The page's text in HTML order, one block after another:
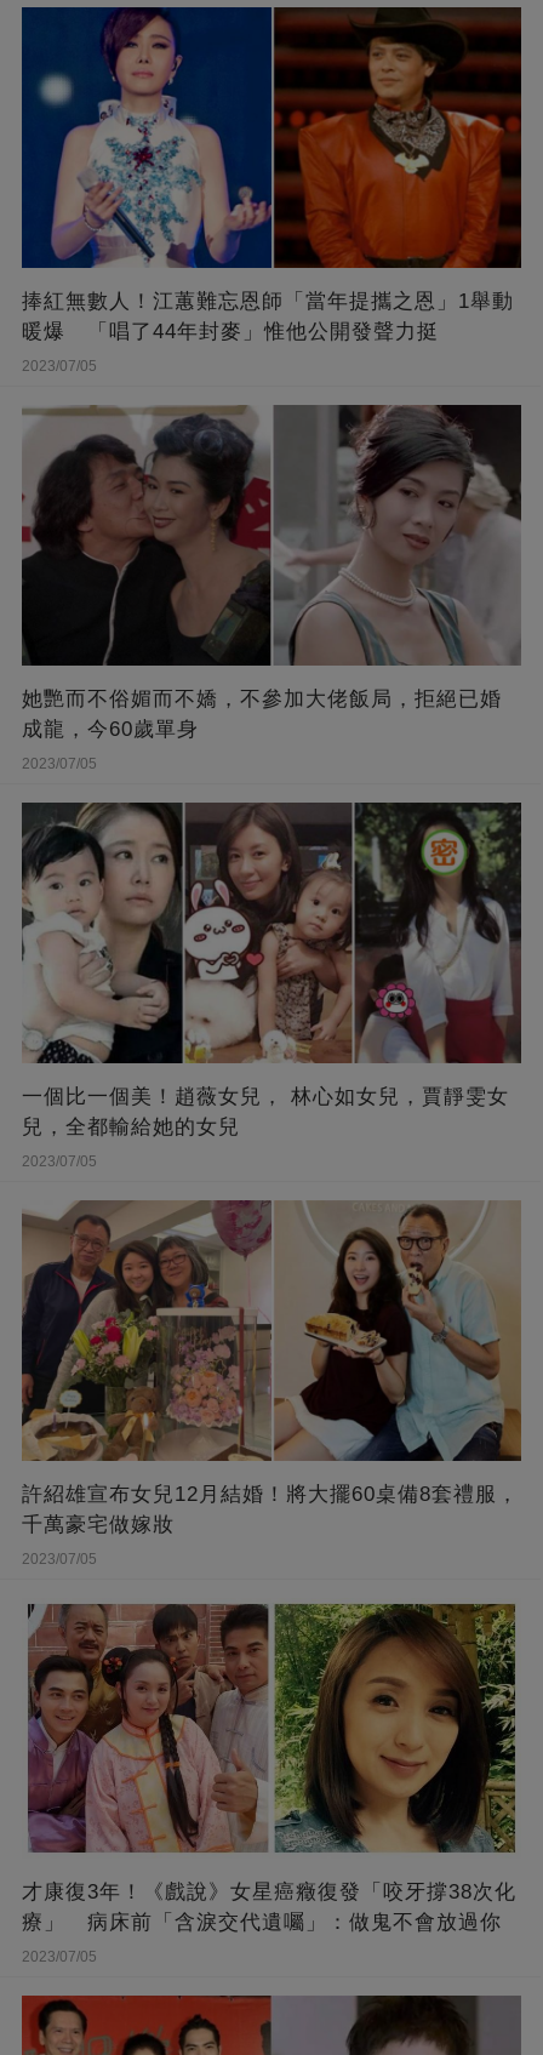
捧紅無數人！江蕙難忘恩師「當年提攜之恩」1舉動
暖爆 「唱了44年封麥」惟他公開發聲力挺
2023/07/05
她艷而不俗媚而不嬌，不參加大佬飯局，拒絕已婚
成龍，今60歲單身
2023/07/05
一個比一個美！趙薇女兒， 林心如女兒，賈靜雯女
兒，全都輸給她的女兒
2023/07/05
許紹雄宣布女兒12月結婚！將大擺60桌備8套禮服，
千萬豪宅做嫁妝
2023/07/05
才康復3年！《戲說》女星癌癥復發「咬牙撐38次化
療」 病床前「含淚交代遺囑」：做鬼不會放過你
2023/07/05